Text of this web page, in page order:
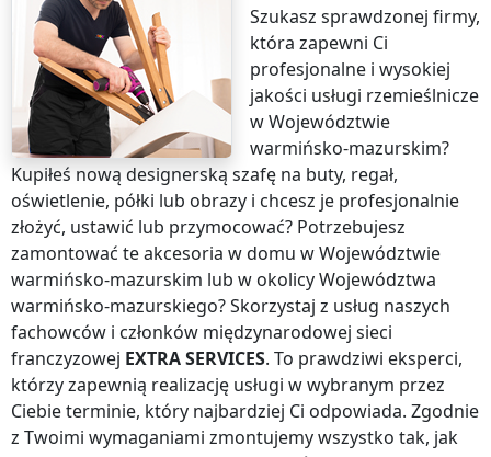
Szukasz sprawdzonej firmy,
która zapewni Ci
profesjonalne i wysokiej
jakości usługi rzemieślnicze
w Województwie
warmińsko-mazurskim?
Kupiłeś nową designerską szafę na buty, regał,
oświetlenie, półki lub obrazy i chcesz je profesjonalnie
złożyć, ustawić lub przymocować? Potrzebujesz
zamontować te akcesoria w domu w Województwie
warmińsko-mazurskim lub w okolicyWojewództwa
warmińsko-mazurskiego? Skorzystaj z usług naszych
fachowców i członków międzynarodowej sieci
franczyzowej EXTRA SERVICES. To prawdziwi eksperci,
którzy zapewnią realizację usługi w wybranym przez
Ciebie terminie, który najbardziej Ci odpowiada. Zgodnie
z Twoimi wymaganiami zmontujemy wszystko tak, jak